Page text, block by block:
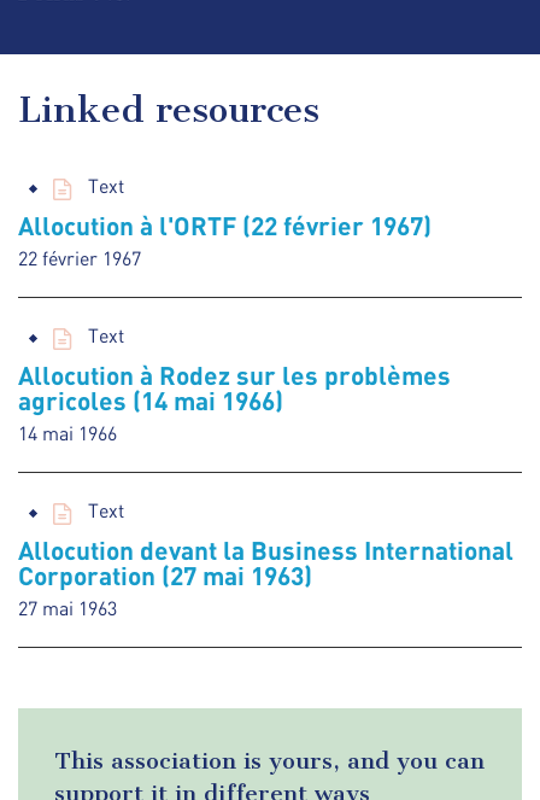
Linked resources
Text
Allocution à l'ORTF (22 février 1967)
22 février 1967
Text
Allocution à Rodez sur les problèmes
agricoles (14 mai 1966)
14 mai 1966
Text
Allocution devant la Business International
Corporation (27 mai 1963)
27 mai 1963
This association is yours, and you can
support it in different ways